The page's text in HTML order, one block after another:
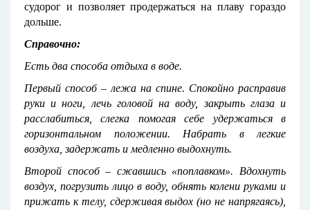
судорог и позволяет продержаться на плаву гораздо
дольше.
Справочно:
Есть два способа отдыха в воде.
Первый способ – лежа на спине. Спокойно расправив
руки и ноги, лечь головой на воду, закрыть глаза и
расслабиться, слегка помогая себе удержаться в
горизонтальном положении. Набрать в легкие
воздуха, задержать и медленно выдохнуть.
Второй способ – сжавшись «поплавком». Вдохнуть
воздух, погрузить лицо в воду, обнять колени руками и
прижать к телу, сдерживая выдох (но не напрягаясь),